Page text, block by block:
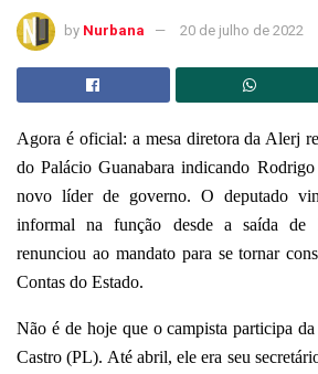
by Nurbana 20 de julho de 2022
Agora é oficial: a mesa diretora da Alerj
do Palácio Guanabara indicando
novo líder de governo. O deputado
informal na função desde a saída de
renunciou ao mandato para se tornar
Contas do Estado.
Não é de hoje que o campista participa
Castro (PL). Até abril, ele era seu